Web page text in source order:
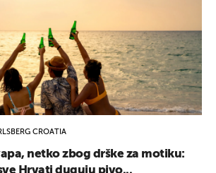
CROATIA
netko zbog drške za motiku:
Hrvati duguju pivo...